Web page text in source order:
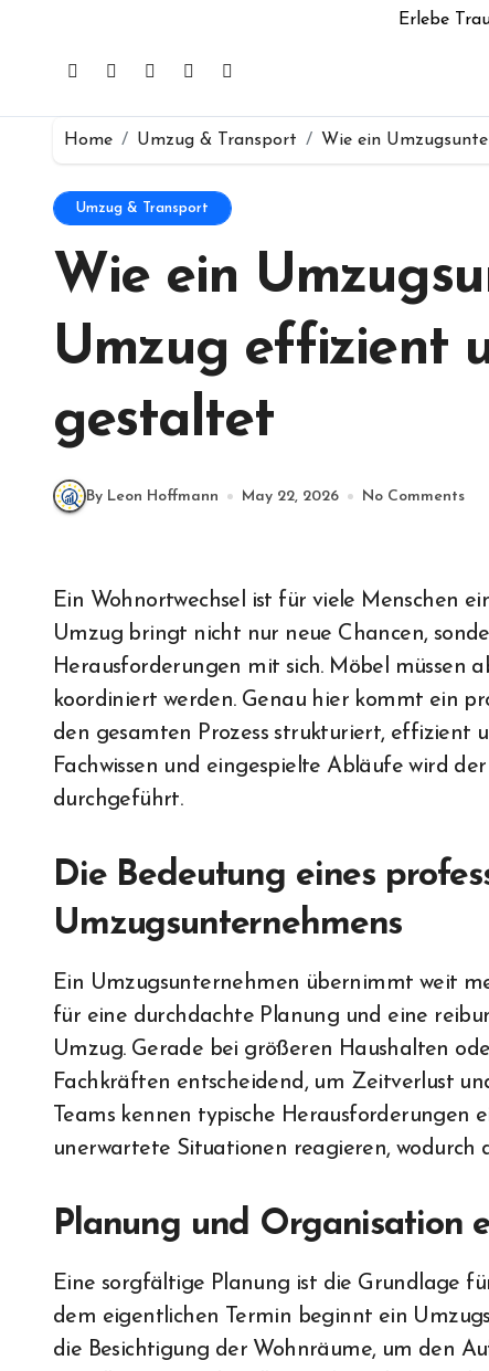
Erlebe
Home Umzug & Transport Wie ein
Umzug & Transport
Wie ein
Umzug effizient
gestaltet
By Leon Hoffmann May 22, 2026 No Comments
Ein Wohnortwechsel ist für viele Menschen eine bedeutende Veränderung im Leben. Ein
Umzug bringt nicht nur neue Chancen,
Herausforderungen mit sich. Möbel müssen
koordiniert werden. Genau hier kommt ein
den gesamten Prozess strukturiert, effizient
Fachwissen und eingespielte Abläufe wird
durchgeführt.
Die Bedeutung eines
Umzugsunternehmens
Ein Umzugsunternehmen übernimmt weit
für eine durchdachte Planung und eine
Umzug. Gerade bei größeren Haushalten
Fachkräften entscheidend, um Zeitverlust
Teams kennen typische Herausforderungen
unerwartete Situationen reagieren,
Planung und Organisation
Eine sorgfältige Planung ist die Grundlage
dem eigentlichen Termin beginnt ein
die Besichtigung der Wohnräume, um den